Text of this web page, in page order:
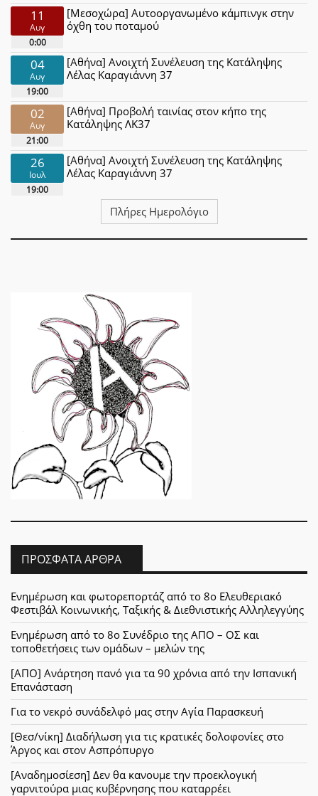
11
Αυγ
0:00
[Μεσοχώρα] Αυτοοργανωμένο κάμπινγκ στην
όχθη του ποταμού
04
Αυγ
19:00
[Αθήνα] Ανοιχτή Συνέλευση της Κατάληψης
Λέλας Καραγιάννη 37
02
Αυγ
21:00
[Αθήνα] Προβολή ταινίας στον κήπο της
Κατάληψης ΛΚ37
26
Ιουλ
19:00
[Αθήνα] Ανοιχτή Συνέλευση της Κατάληψης
Λέλας Καραγιάννη 37
Πλήρες Ημερολόγιο
ΠΡΌΣΦΑΤΑ ΆΡΘΡΑ
Ενημέρωση και φωτορεπορτάζ από το 8ο Ελευθεριακό
Φεστιβάλ Κοινωνικής, Ταξικής & Διεθνιστικής Αλληλεγγύης
Ενημέρωση από το 8ο Συνέδριο της ΑΠΟ – ΟΣ και
τοποθετήσεις των ομάδων – μελών της
[ΑΠΟ] Ανάρτηση πανό για τα 90 χρόνια από την Ισπανική
Επανάσταση
Για το νεκρό συνάδελφό μας στην Αγία Παρασκευή
[Θεσ/νίκη] Διαδήλωση για τις κρατικές δολοφονίες στο
Άργος και στον Ασπρόπυργο
[Αναδημοσίεση] Δεν θα κανουμε την προεκλογική
γαρνιτούρα μιας κυβέρνησης που καταρρέει